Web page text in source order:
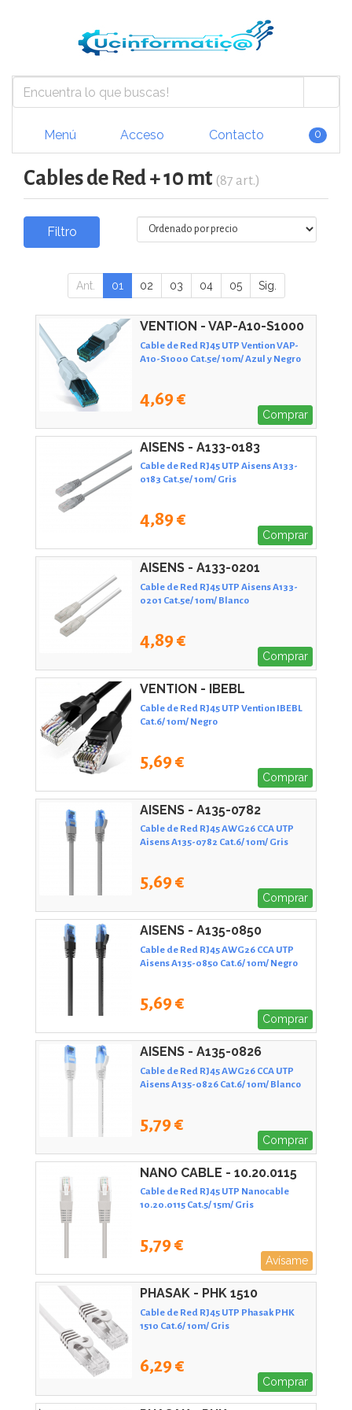
Menú Acceso Contacto 0
Cables de Red + 10 mt (87 art.)
Filtro
Ant. 01 02 03 04 05 Sig.
VENTION - VAP-A10-S1000
Cable de Red RJ45 UTP Vention VAP-
A10-S1000 Cat.5e/ 10m/ Azul y Negro
4,69 €
Comprar
AISENS - A133-0183
Cable de Red RJ45 UTP Aisens A133-
0183 Cat.5e/ 10m/ Gris
4,89 €
Comprar
AISENS - A133-0201
Cable de Red RJ45 UTP Aisens A133-
0201 Cat.5e/ 10m/ Blanco
4,89 €
Comprar
VENTION - IBEBL
Cable de Red RJ45 UTP Vention IBEBL
Cat.6/ 10m/ Negro
5,69 €
Comprar
AISENS - A135-0782
Cable de Red RJ45 AWG26 CCA UTP
Aisens A135-0782 Cat.6/ 10m/ Gris
5,69 €
Comprar
AISENS - A135-0850
Cable de Red RJ45 AWG26 CCA UTP
Aisens A135-0850 Cat.6/ 10m/ Negro
5,69 €
Comprar
AISENS - A135-0826
Cable de Red RJ45 AWG26 CCA UTP
Aisens A135-0826 Cat.6/ 10m/ Blanco
5,79 €
Comprar
NANO CABLE - 10.20.0115
Cable de Red RJ45 UTP Nanocable
10.20.0115 Cat.5/ 15m/ Gris
5,79 €
Avísame
PHASAK - PHK 1510
Cable de Red RJ45 UTP Phasak PHK
1510 Cat.6/ 10m/ Gris
6,29 €
Comprar